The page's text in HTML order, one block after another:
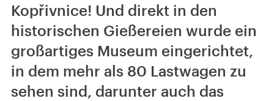
Kopřivnice! Und direkt in den
historischen Gießereien wurde ein
großartiges Museum eingerichtet,
in dem mehr als 80 Lastwagen zu
sehen sind, darunter auch das